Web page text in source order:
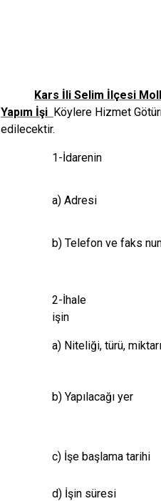
Kars İli Selim İlçesi
Yapım İşi Köylere Hizmet
edilecektir.
1-İdarenin
a) Adresi
b) Telefon ve faks
2-İhale
a) Niteliği, türü, miktarı
b) Yapılacağı yer
c) İşe başlama tarihi
d) İşin süresi